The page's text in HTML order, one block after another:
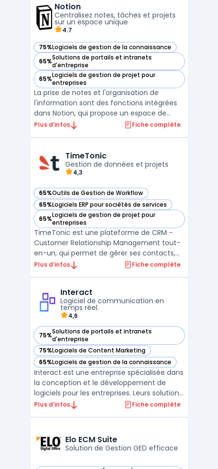
gestion complète des documents, depuis
leur création, leur validation, jusqu’à ...
Notion
Centralisez notes, tâches et projets
sur un espace unique
4.7
75%Logiciels de gestion de la connaissance
— voir Notion dans cette catégorie
65%Solutions de portails et intranets
d'entreprise
— voir Notion dans cette catégorie
65%Logiciels de gestion de projet pour
entreprises
— voir Notion dans cette catégorie
La prise de notes et l'organisation de
l'information sont des fonctions intégrées
dans Notion, qui propose un espace de
travail collaboratif pour des équipes de
documents et des projets dans une seule
interface. La pla ...
Plus d’infos Fiche complète
TimeTonic
Gestion de données et projets
4,3
65%Outils de Gestion de Workflow
— voir TimeTonic dans cette catégorie
65%Logiciels ERP pour sociétés de services
— voir TimeTonic dans cette catégorie
65%Logiciels de gestion de projet pour
entreprises
— voir TimeTonic dans cette catégorie
TimeTonic est une plateforme de CRM -
Customer Relationship Management tout-
en-un, qui permet de gérer ses contacts,
projets, tâches et temps de manière
utilisateurs peuvent facilement accéder à
toutes leurs informations et inte ...
Plus d’infos Fiche complète
Interact
Logiciel de communication en
temps réel.
4,6
75%Solutions de portails et intranets
d'entreprise
— voir Interact dans cette catégorie
75%Logiciels de Content Marketing
— voir Interact dans cette catégorie
65%Logiciels de gestion de la connaissance
— voir Interact dans cette catégorie
Interact est une entreprise spécialisée dans
la conception et le développement de
logiciels pour les entreprises. Leurs solutions
sont adaptées à tous types d'activités, de
relation client. Interact propose également
...
Plus d’infos Fiche complète
Elo ECM Suite
Solution de Gestion GED efficace